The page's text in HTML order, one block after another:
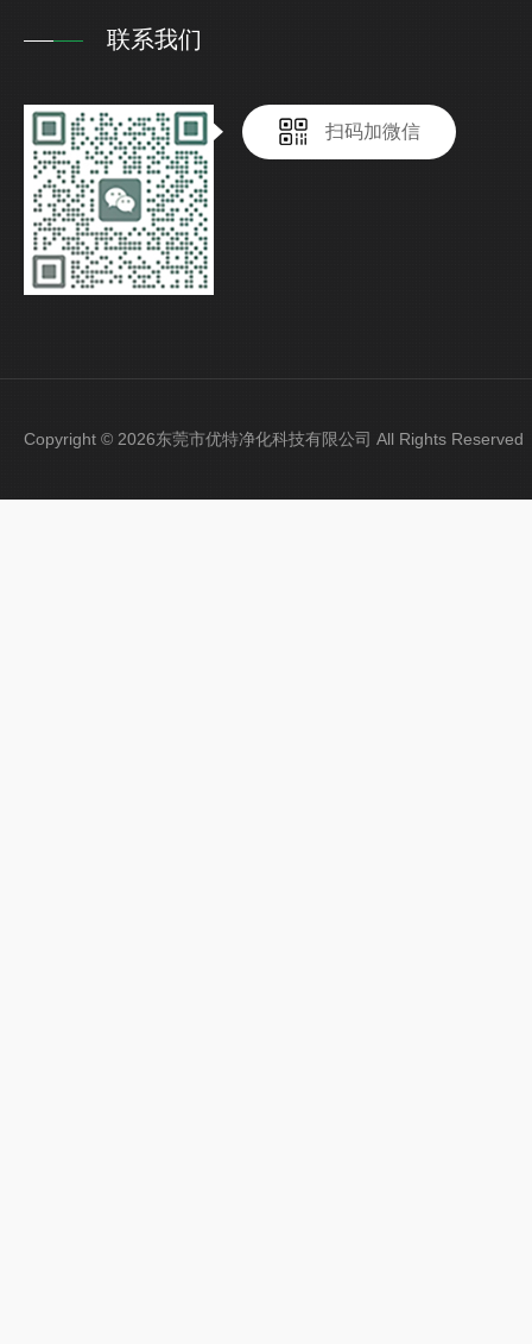
联系我们
扫码加微信
Copyright © 2026东莞市优特净化科技有限公司 All Rights